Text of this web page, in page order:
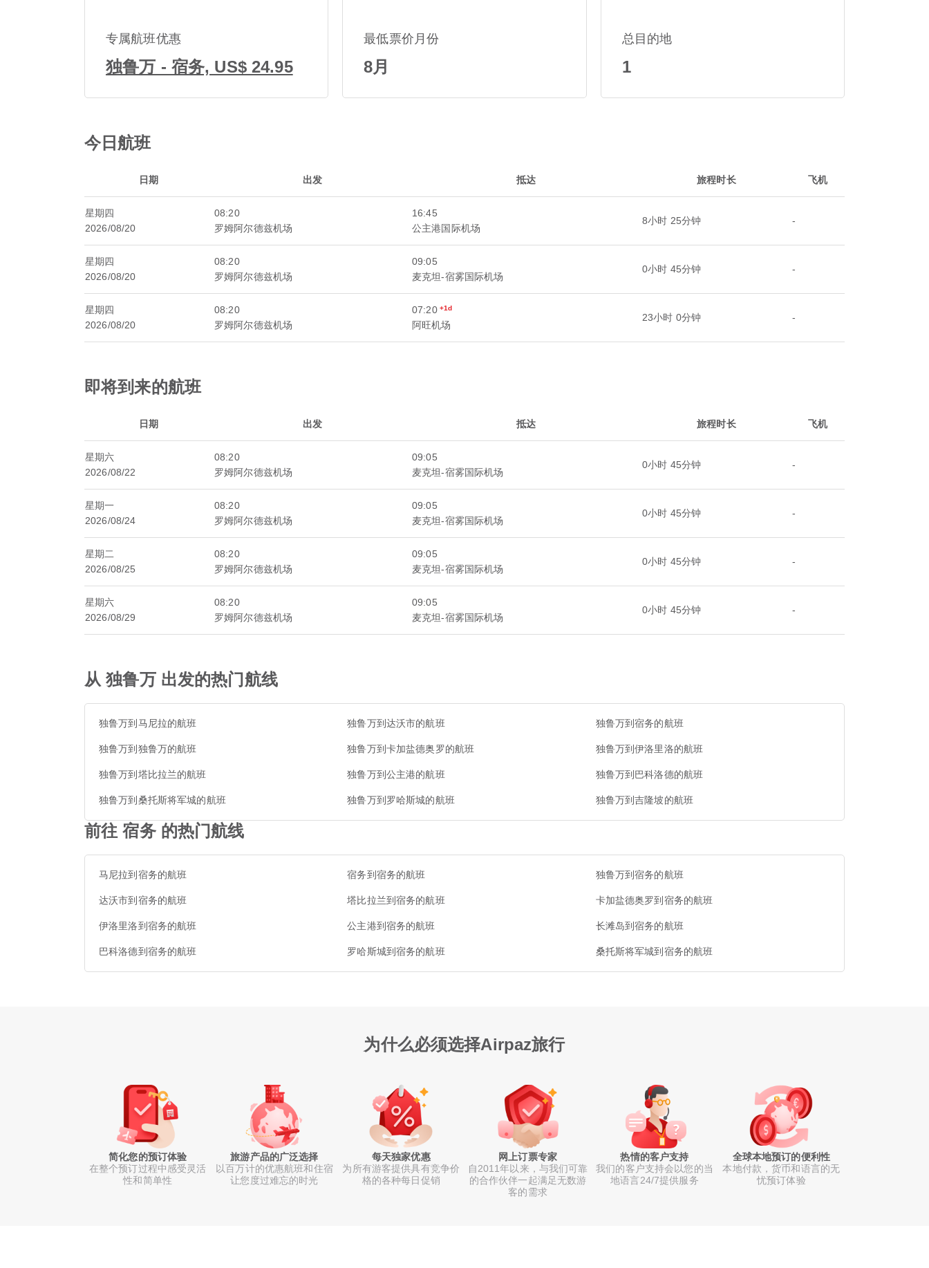
专属航班优惠
独鲁万 - 宿务, US$ 24.95
最低票价月份
8月
总目的地
1
今日航班
日期 出发 抵达 旅程时长 飞机
星期四
2026/08/20
08:20
罗姆阿尔德兹机场
16:45
公主港国际机场
8小时 25分钟 -
星期四
2026/08/20
08:20
罗姆阿尔德兹机场
09:05
麦克坦-宿雾国际机场
0小时 45分钟 -
星期四
2026/08/20
08:20
罗姆阿尔德兹机场
07:20 +1d
阿旺机场
23小时 0分钟 -
即将到来的航班
日期 出发 抵达 旅程时长 飞机
星期六
2026/08/22
08:20
罗姆阿尔德兹机场
09:05
麦克坦-宿雾国际机场
0小时 45分钟 -
星期一
2026/08/24
08:20
罗姆阿尔德兹机场
09:05
麦克坦-宿雾国际机场
0小时 45分钟 -
星期二
2026/08/25
08:20
罗姆阿尔德兹机场
09:05
麦克坦-宿雾国际机场
0小时 45分钟 -
星期六
2026/08/29
08:20
罗姆阿尔德兹机场
09:05
麦克坦-宿雾国际机场
0小时 45分钟 -
从 独鲁万 出发的热门航线
独鲁万到马尼拉的航班 独鲁万到达沃市的航班 独鲁万到宿务的航班
独鲁万到独鲁万的航班 独鲁万到卡加盐德奥罗的航班 独鲁万到伊洛里洛的航班
独鲁万到塔比拉兰的航班 独鲁万到公主港的航班 独鲁万到巴科洛德的航班
独鲁万到桑托斯将军城的航班 独鲁万到罗哈斯城的航班 独鲁万到吉隆坡的航班
前往 宿务 的热门航线
马尼拉到宿务的航班 宿务到宿务的航班 独鲁万到宿务的航班
达沃市到宿务的航班 塔比拉兰到宿务的航班 卡加盐德奥罗到宿务的航班
伊洛里洛到宿务的航班 公主港到宿务的航班 长滩岛到宿务的航班
巴科洛德到宿务的航班 罗哈斯城到宿务的航班 桑托斯将军城到宿务的航班
为什么必须选择Airpaz旅行
简化您的预订体验
在整个预订过程中感受灵活
性和简单性
旅游产品的广泛选择
以百万计的优惠航班和住宿
让您度过难忘的时光
每天独家优惠
为所有游客提供具有竞争价
格的各种每日促销
网上订票专家
自2011年以来，与我们可靠
的合作伙伴一起满足无数游
客的需求
热情的客户支持
我们的客户支持会以您的当
地语言24/7提供服务
全球本地预订的便利性
本地付款，货币和语言的无
忧预订体验